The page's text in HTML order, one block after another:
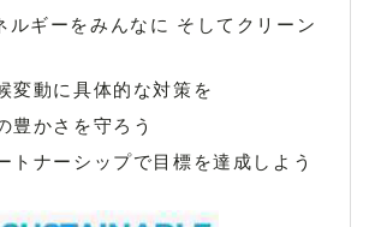
ルギーをみんなに そしてクリーン
変動に具体的な対策を
豊かさを守ろう
トナーシップで目標を達成しよう